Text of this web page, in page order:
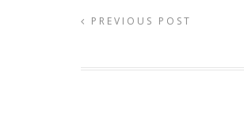
PREVIOUS POST